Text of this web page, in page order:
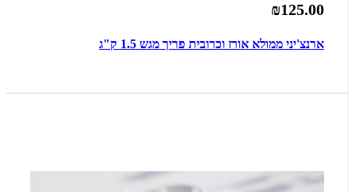
₪125.00
ארנצ'יני ממולא אורז וכרובית פריך מגש 1.5 ק"ג